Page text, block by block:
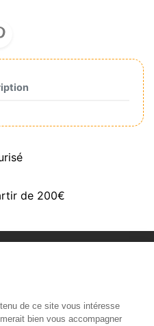
de 200€
de ce site vous intéresse
bien vous accompagner